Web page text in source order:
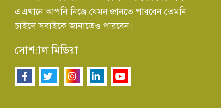
এএখানে আপনি নিজে যেমন জানতে পারবেন তেমনি
চাইলে সবাইকে জানাতেও পারবেন।
সোশ্যাল মিডিয়া